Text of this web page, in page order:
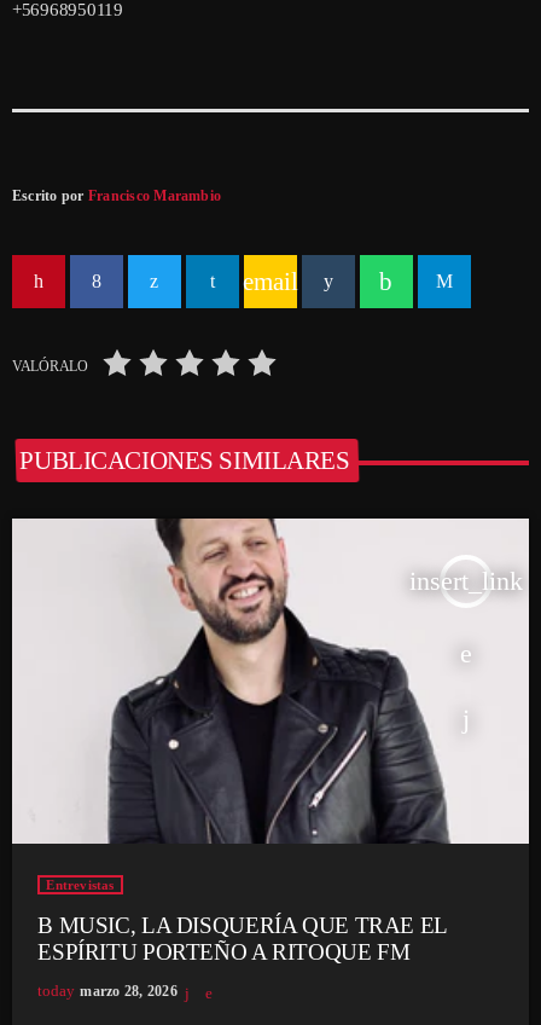
+56968950119
Escrito por Francisco Marambio
email
VALÓRALO
PUBLICACIONES SIMILARES
insert_link
Entrevistas
B MUSIC, LA DISQUERÍA QUE TRAE EL
ESPÍRITU PORTEÑO A RITOQUE FM
today marzo 28, 2026